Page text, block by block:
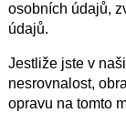
osobních údajů,
údajů.
Jestliže jste v
nesrovnalost,
opravu na tomto